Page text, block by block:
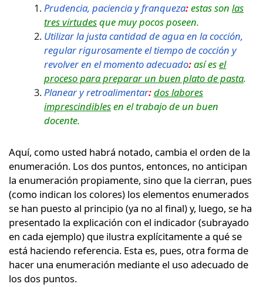
Prudencia, paciencia y franqueza:estas son las
tres virtudesque muy pocos poseen.
Utilizar la justa cantidad de agua en la cocción,
regular rigurosamente el tiempo de cocción y
revolver en el momento adecuado:así esel
proceso para preparar un buen plato de pasta.
Planear y retroalimentar:dos labores
imprescindiblesen el trabajo de un buen
docente.
Aquí, como usted habrá notado, cambia el orden de la
enumeración. Los dos puntos, entonces, no anticipan
la enumeración propiamente, sino que la cierran, pues
(como indican los colores) los elementos enumerados
se han puesto al principio (ya no al final) y, luego, se ha
presentado la explicación con el indicador (subrayado
en cada ejemplo) que ilustra explícitamente a qué se
está haciendo referencia. Esta es, pues, otra forma de
hacer una enumeración mediante el uso adecuado de
los dos puntos.